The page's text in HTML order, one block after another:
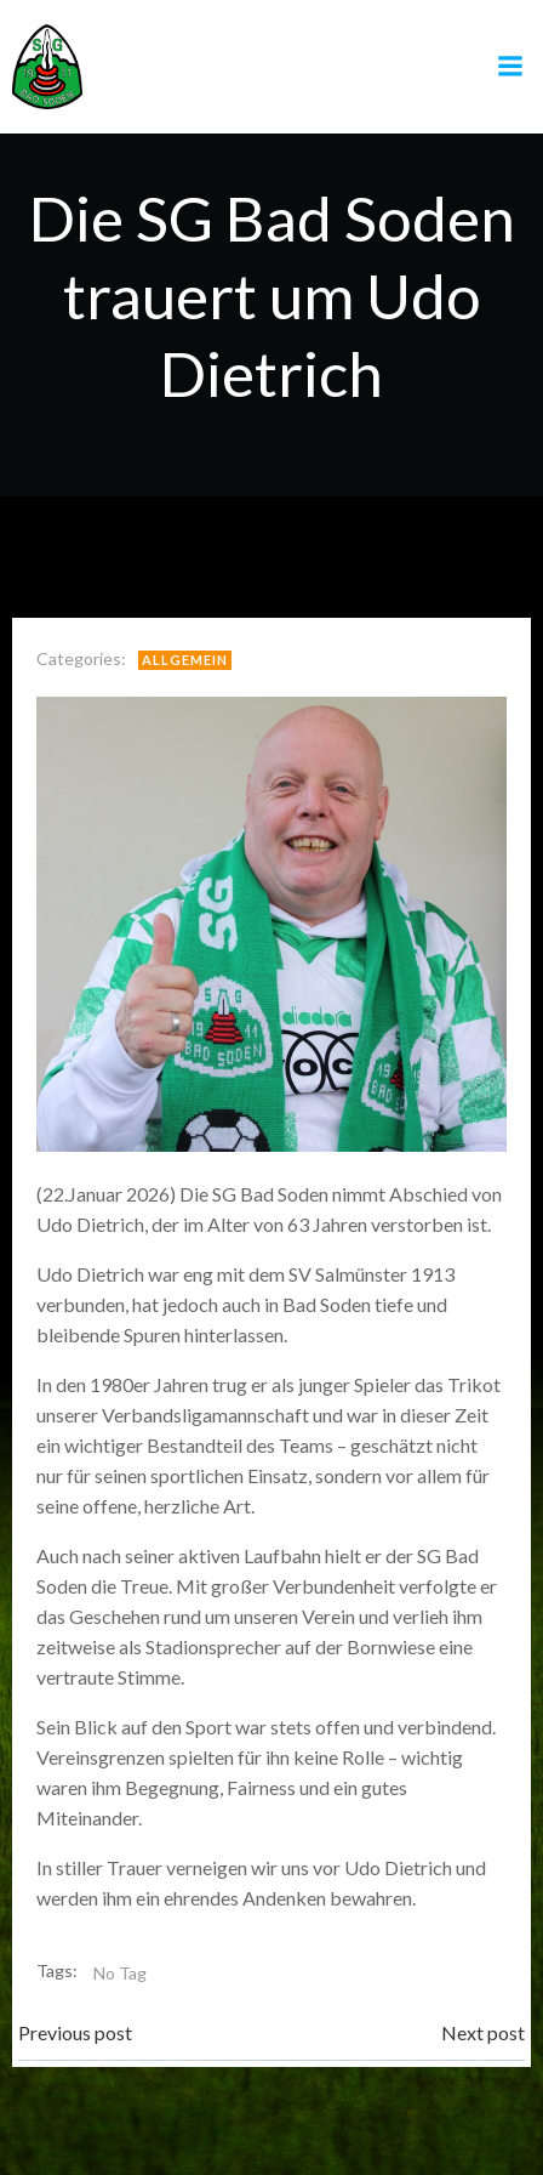
Die SG Bad Soden
trauert um Udo
Dietrich
Categories: ALLGEMEIN
(22.Januar 2026) Die SG Bad Soden nimmt Abschied von
Udo Dietrich, der im Alter von 63 Jahren verstorben ist.
Udo Dietrich war eng mit dem SV Salmünster 1913
verbunden, hat jedoch auch in Bad Soden tiefe und
bleibende Spuren hinterlassen.
In den 1980er Jahren trug er als junger Spieler das Trikot
unserer Verbandsligamannschaft und war in dieser Zeit
ein wichtiger Bestandteil des Teams – geschätzt nicht
nur für seinen sportlichen Einsatz, sondern vor allem für
seine offene, herzliche Art.
Auch nach seiner aktiven Laufbahn hielt er der SG Bad
Soden die Treue. Mit großer Verbundenheit verfolgte er
das Geschehen rund um unseren Verein und verlieh ihm
zeitweise als Stadionsprecher auf der Bornwiese eine
vertraute Stimme.
Sein Blick auf den Sport war stets offen und verbindend.
Vereinsgrenzen spielten für ihn keine Rolle – wichtig
waren ihm Begegnung, Fairness und ein gutes
Miteinander.
In stiller Trauer verneigen wir uns vor Udo Dietrich und
werden ihm ein ehrendes Andenken bewahren.
Tags: No Tag
Post
navigation
Previous post
navigation
Next post